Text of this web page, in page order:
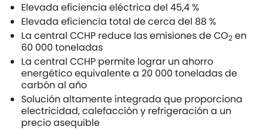
Elevada eficiencia eléctrica del 45,4 %
Elevada eficiencia total de cerca del 88 %
La central CCHP reduce las emisiones de CO2 en
60 000 toneladas
La central CCHP permite lograr un ahorro
energético equivalente a 20 000 toneladas de
carbón al año
Solución altamente integrada que proporciona
electricidad, calefacción y refrigeración a un
precio asequible